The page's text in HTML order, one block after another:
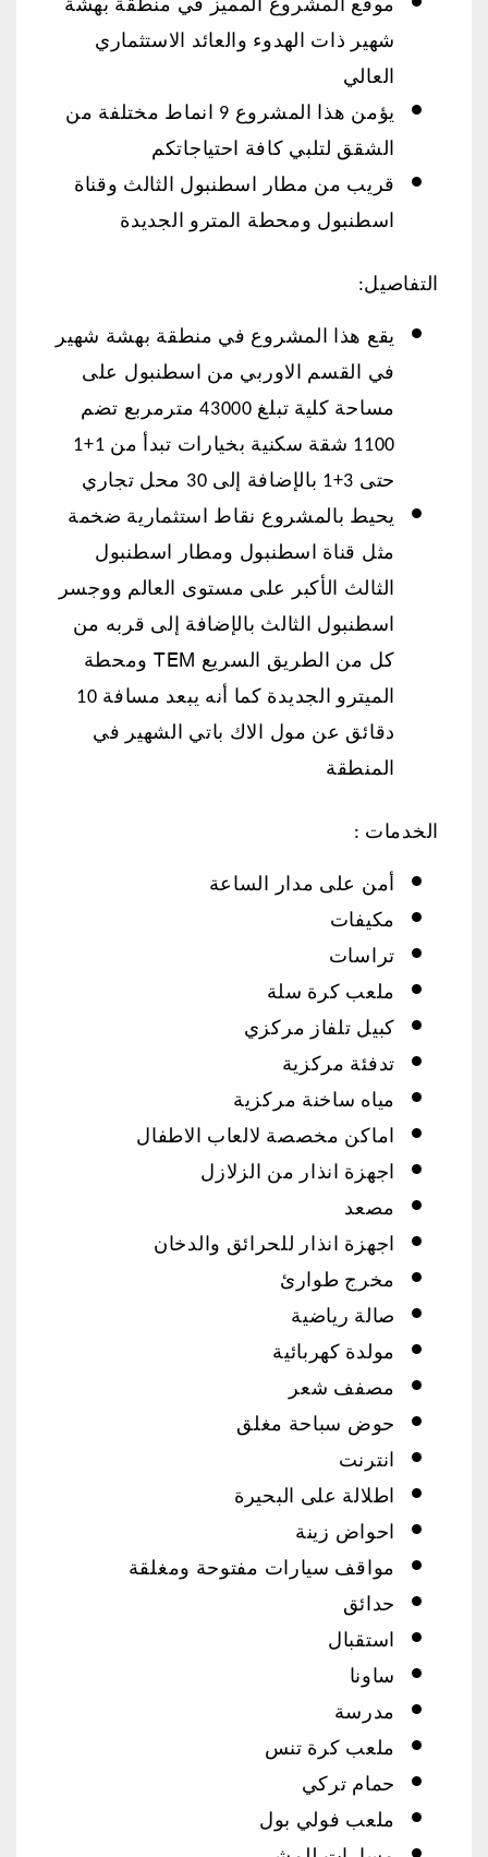
موقع المشروع المميز في منطقة بهشة
شهير ذات الهدوء والعائد الاستثماري
العالي
يؤمن هذا المشروع 9 انماط مختلفة من
الشقق لتلبي كافة احتياجاتكم
قريب من مطار اسطنبول الثالث وقناة
اسطنبول ومحطة المترو الجديدة
التفاصيل:
يقع هذا المشروع في منطقة بهشة شهير
في القسم الاوربي من اسطنبول على
مساحة كلية تبلغ 43000 مترمربع تضم
1100 شقة سكنية بخيارات تبدأ من 1+1
حتى 3+1 بالإضافة إلى 30 محل تجاري
يحيط بالمشروع نقاط استثمارية ضخمة
مثل قناة اسطنبول ومطار اسطنبول
الثالث الأكبر على مستوى العالم ووجسر
اسطنبول الثالث بالإضافة إلى قربه من
كل من الطريق السريع TEM ومحطة
الميترو الجديدة كما أنه يبعد مسافة 10
دقائق عن مول الاك باتي الشهير في
المنطقة
الخدمات :
أمن على مدار الساعة
مكيفات
تراسات
ملعب كرة سلة
كبيل تلفاز مركزي
تدفئة مركزية
مياه ساخنة مركزية
اماكن مخصصة لالعاب الاطفال
اجهزة انذار من الزلازل
مصعد
اجهزة انذار للحرائق والدخان
مخرج طوارئ
صالة رياضية
مولدة كهربائية
مصفف شعر
حوض سباحة مغلق
انترنت
اطلالة على البحيرة
احواض زينة
مواقف سيارات مفتوحة ومغلقة
حدائق
استقبال
ساونا
مدرسة
ملعب كرة تنس
حمام تركي
ملعب فولي بول